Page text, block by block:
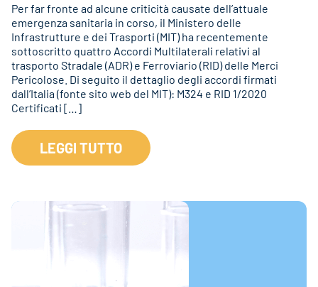
Per far fronte ad alcune criticità causate dell’attuale
emergenza sanitaria in corso, il Ministero delle
Infrastrutture e dei Trasporti (MIT) ha recentemente
sottoscritto quattro Accordi Multilaterali relativi al
trasporto Stradale (ADR) e Ferroviario (RID) delle Merci
Pericolose. Di seguito il dettaglio degli accordi firmati
dall’Italia (fonte sito web del MIT): M324 e RID 1/2020
Certificati […]
LEGGI TUTTO